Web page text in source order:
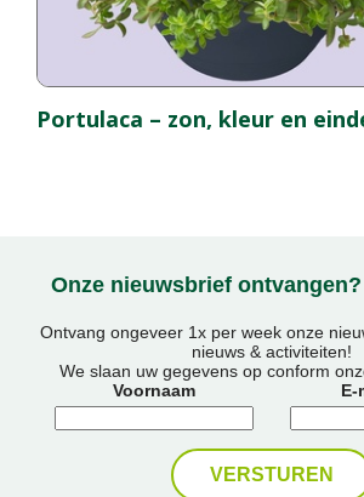
Portulaca – zon, kleur en
Onze nieuwsbrief
Ontvang ongeveer 1x per week onze
nieuws & activiteiten!
We slaan uw gegevens op conform
Voornaam
E-